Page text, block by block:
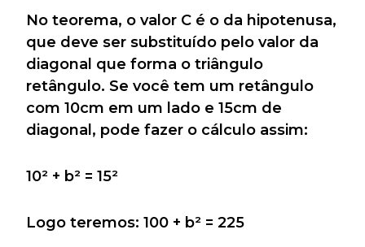
No teorema, o valor C é o da hipotenusa,
que deve ser substituído pelo valor da
diagonal que forma o triângulo
retângulo. Se você tem um retângulo
com 10cm em um lado e 15cm de
diagonal, pode fazer o cálculo assim:
10² + b² = 15²
Logo teremos: 100 + b² = 225